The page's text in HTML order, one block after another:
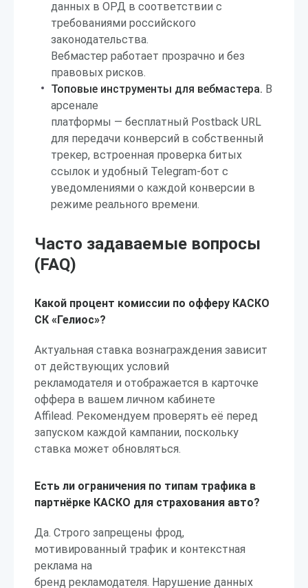
данных в ОРД в соответствии с
требованиями российского
законодательства.
Вебмастер работает прозрачно и без
правовых рисков.
Топовые инструменты для вебмастера. В
арсенале
платформы — бесплатный Postback URL
для передачи конверсий в собственный
трекер, встроенная проверка битых
ссылок и удобный Telegram-бот с
уведомлениями о каждой конверсии в
режиме реального времени.
Часто задаваемые вопросы
(FAQ)
Какой процент комиссии по офферу КАСКО
СК «Гелиос»?
Актуальная ставка вознаграждения зависит
от действующих условий
рекламодателя и отображается в карточке
оффера в вашем личном кабинете
Affilead. Рекомендуем проверять её перед
запуском каждой кампании, поскольку
ставка может обновляться.
Есть ли ограничения по типам трафика в
партнёрке КАСКО для страхования авто?
Да. Строго запрещены фрод,
мотивированный трафик и контекстная
реклама на
бренд рекламодателя. Нарушение данных